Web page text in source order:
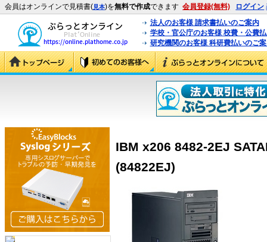
会員はオンラインで見積書(見本)を無料で作成できます 会員登録(無料) ログイン
法人のお客様 請求書払いのご案内
学校・官公庁のお客様 校費・公費
研究機関のお客様 科研費払いのご
IBM x206 8482-2EJ
(84822EJ)